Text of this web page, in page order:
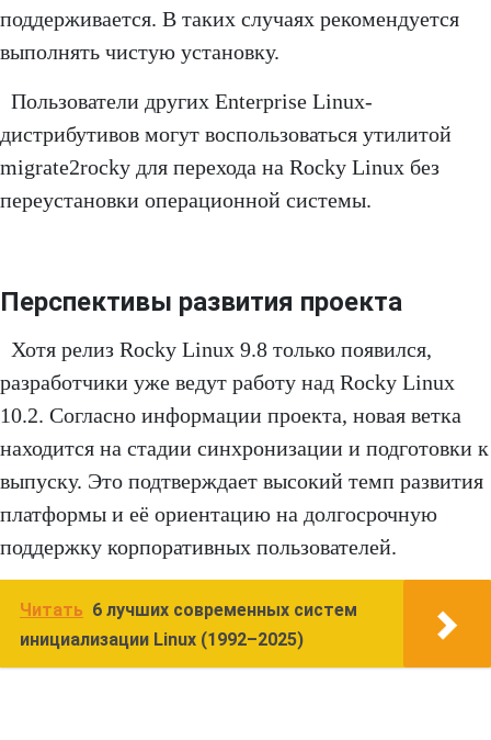
поддерживается. В таких случаях рекомендуется
выполнять чистую установку.
Пользователи других Enterprise Linux-
дистрибутивов могут воспользоваться утилитой
migrate2rocky для перехода на Rocky Linux без
переустановки операционной системы.
Перспективы развития проекта
Хотя релиз Rocky Linux 9.8 только появился,
разработчики уже ведут работу над Rocky Linux
10.2. Согласно информации проекта, новая ветка
находится на стадии синхронизации и подготовки к
выпуску. Это подтверждает высокий темп развития
платформы и её ориентацию на долгосрочную
поддержку корпоративных пользователей.
Читать 6 лучших современных систем
инициализации Linux (1992–2025)